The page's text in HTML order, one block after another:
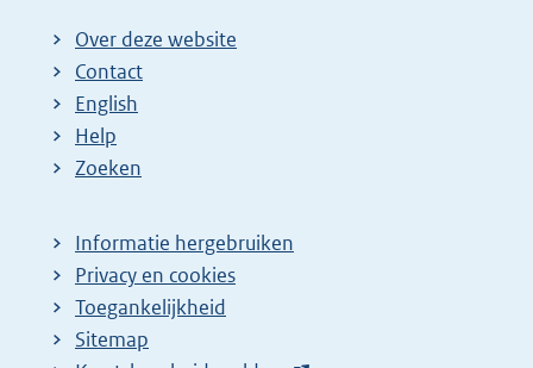
Over deze website
Contact
English
Help
Zoeken
Informatie hergebruiken
Privacy en cookies
Toegankelijkheid
Sitemap